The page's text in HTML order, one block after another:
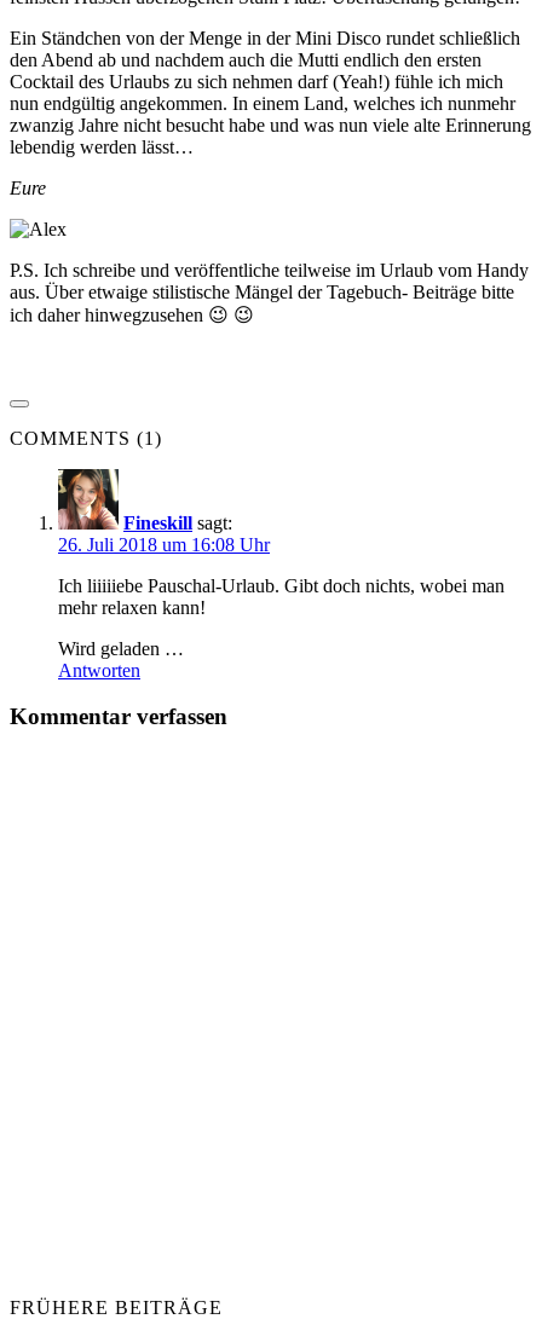
Ein Ständchen von der Menge in der Mini Disco rundet schließlich
den Abend ab und nachdem auch die Mutti endlich den ersten
Cocktail des Urlaubs zu sich nehmen darf (Yeah!) fühle ich mich
nun endgültig angekommen. In einem Land, welches ich nunmehr
zwanzig Jahre nicht besucht habe und was nun viele alte Erinnerung
lebendig werden lässt…
Eure
P.S. Ich schreibe und veröffentliche teilweise im Urlaub vom Handy
aus. Über etwaige stilistische Mängel der Tagebuch- Beiträge bitte
ich daher hinwegzusehen 😉 😉
COMMENTS (1)
Fineskill sagt:
26. Juli 2018 um 16:08 Uhr
Ich liiiiiebe Pauschal-Urlaub. Gibt doch nichts, wobei man
mehr relaxen kann!
Wird geladen …
Antworten
Kommentar verfassen
FRÜHERE BEITRÄGE